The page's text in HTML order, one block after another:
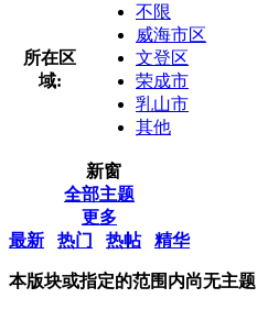
所在区
域:
不限
威海市区
文登区
荣成市
乳山市
其他
新窗
全部主题
更多
最新
热门 热帖 精华
本版块或指定的范围内尚无主题